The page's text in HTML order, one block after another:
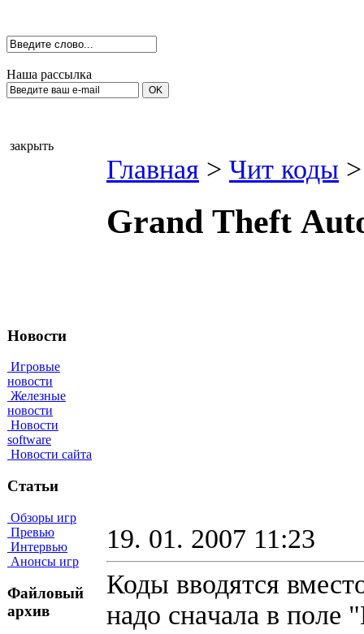
Наша рассылка
закрыть
Новости
Игровые
новости
Железные
новости
Новости
software
Новости сайта
Статьи
Обзоры игр
Превью
Интервью
Анонсы игр
Файловый
архив
Главная > Чит коды >
Grаnd Тheft
19. 01. 2007 11:23
Коды вводятся
нaдo cнaчaлa в